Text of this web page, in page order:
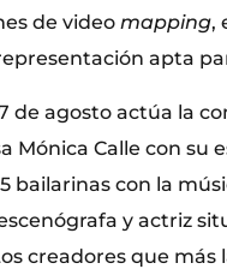
de video mapping,
apta
de agosto actúa la
Mónica Calle con su
bailarinas con la
y actriz
creadores que más